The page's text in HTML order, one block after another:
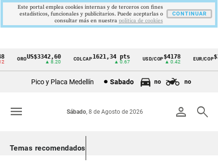
Cintillo
Colombia
OROUS$3342,60
▲ 8.20
COLCAP1621,34 pts
▲ 0.67
USD/COP$4178
▲ 0.42
EUR/COP
Pico y Placa Medellín Sabado no no
person search
Sábado, 8 de Agosto de 2026
menu
Temas recomendados
Este portal emplea cookies internas y de terceros con fines
estadísticos, funcionales y publicitarios. Puede aceptarlas o
consultar más en nuestra politica de cookies
CONTINUAR